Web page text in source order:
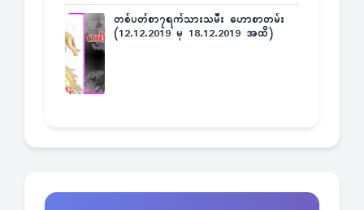
တစ်ပတ်စာ၇ရက်သားသမီး ဟောစာတမ်း
(12.12.2019 မှ 18.12.2019 အထိ)